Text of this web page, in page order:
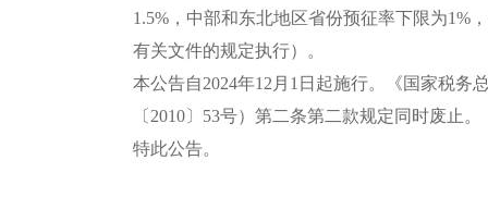
1.5%，中部和东北地区省份预征率下限为1%
有关文件的规定执行）。
本公告自2024年12月1日起施行。《国家税务
〔2010〕53号）第二条第二款规定同时废止。
特此公告。